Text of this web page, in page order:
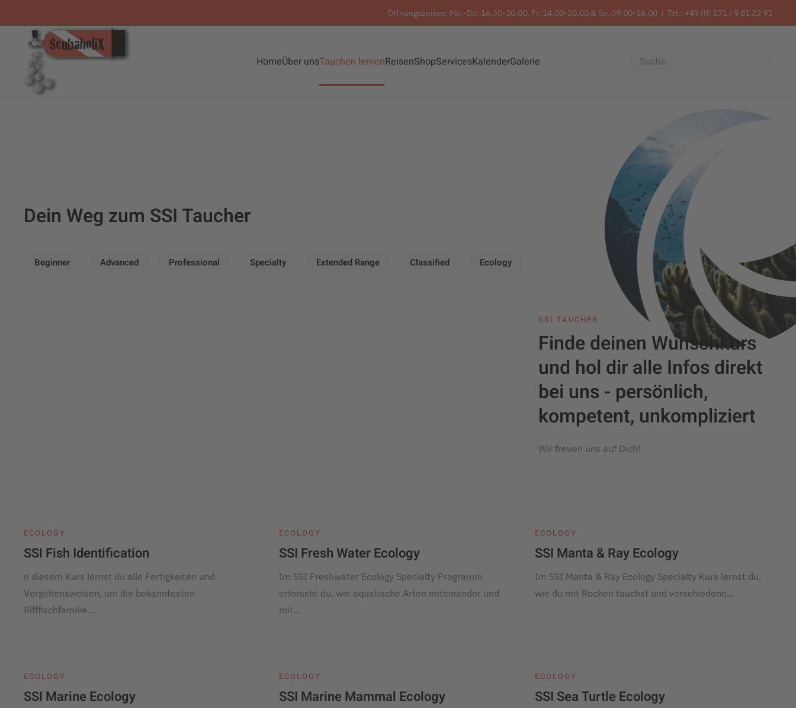
Zum Hauptinhalt springen
Öffnungszeiten: Mo.-Do. 16.30-20.00, Fr. 14.00-20.00 & Sa. 09.00-16.00 | Tel.: +49 (0) 171 / 9 81 22 91
HomeÜber unsTauchen lernenReisenShopServicesKalenderGalerie
Dein Weg zum SSI Taucher
Beginner Advanced Professional Specialty Extended Range Classified Ecology
SSI TAUCHER
Finde deinen Wunschkurs
und hol dir alle Infos direkt
bei uns - persönlich,
kompetent, unkompliziert
Wir freuen uns auf Dich!
ECOLOGY
SSI Fish Identification
n diesem Kurs lernst du alle Fertigkeiten und
Vorgehensweisen, um die bekanntesten
Rifffischfamilie…
ECOLOGY
SSI Fresh Water Ecology
Im SSI Freshwater Ecology Specialty Programm
erforscht du, wie aquatische Arten miteinander und
mit…
ECOLOGY
SSI Manta & Ray Ecology
Im SSI Manta & Ray Ecology Specialty Kurs lernst du,
wie du mit Rochen tauchst und verschiedene…
ECOLOGY
SSI Marine Ecology
ECOLOGY
SSI Marine Mammal Ecology
ECOLOGY
SSI Sea Turtle Ecology